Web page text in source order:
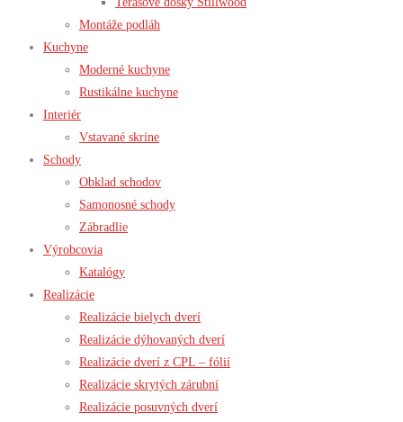
Montáže podláh
Kuchyne
Moderné kuchyne
Rustikálne kuchyne
Interiér
Vstavané skrine
Schody
Obklad schodov
Samonosné schody
Zábradlie
Výrobcovia
Katalógy
Realizácie
Realizácie bielych dverí
Realizácie dýhovaných dverí
Realizácie dverí z CPL – fólií
Realizácie skrytých zárubní
Realizácie posuvných dverí